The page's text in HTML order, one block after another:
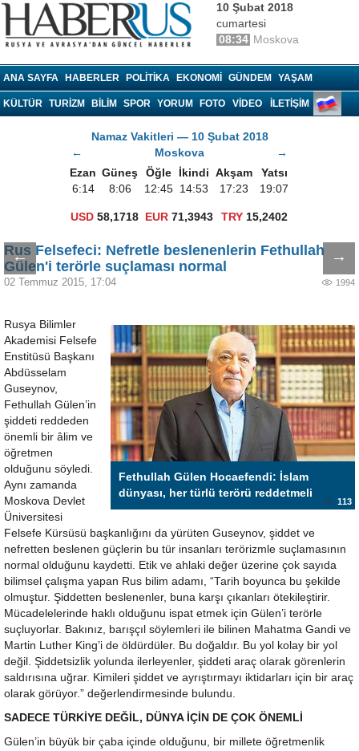
10 Şubat 2018
cumartesi
08:34 Moskova
ANA SAYFA HABERLER POLITIKA EKONOMI GÜNDEM YAŞAM
KÜLTÜR TURIZM BILIM SPOR YORUM FOTO VIDEO İLETİŞİM
Namaz Vakitleri — 10 Şubat 2018
←
Moskova
→
Ezan Güneş Öğle İkindi Akşam
Yatsı
6:14
8:06 12:45 14:53 17:23 19:07
USD 58,1718 EUR 71,3943 TRY15,2402
← →
Rus Felsefeci: Nefretle beslenenlerin Fethullah
Gülen'i terörle suçlaması normal
02 Temmuz 2015, 17:04 1994
Fethullah Gülen Hocaefendi: İslam
dünyası, her türlü terörü reddetmeli
113
Rusya Bilimler
Akademisi Felsefe
Enstitüsü Başkanı
Abdüsselam
Guseynov,
Fethullah Gülen’in
şiddeti reddeden
önemli bir âlim ve
öğretmen
olduğunu söyledi.
Aynı zamanda
Moskova Devlet
Üniversitesi
Felsefe Kürsüsü başkanlığını da yürüten Guseynov, şiddet ve
nefretten beslenen güçlerin bu tür insanları terörizmle suçlamasının
normal olduğunu kaydetti. Etik ve ahlaki değer üzerine çok sayıda
bilimsel çalışma yapan Rus bilim adamı, “Tarih boyunca bu şekilde
olmuştur. Şiddetten beslenenler, buna karşı çıkanları ötekileştirir.
Mücadelelerinde haklı olduğunu ispat etmek için Gülen’i terörle
suçluyorlar. Bakınız, barışçıl söylemleri ile bilinen Mahatma Gandi ve
Martin Luther King’i de öldürdüler. Bu doğaldır. Bu yol kolay bir yol
değil. Şiddetsizlik yolunda ilerleyenler, şiddeti araç olarak görenlerin
saldırısına uğrar. Kimileri şiddet ve ayrıştırmayı iktidarları için bir araç
olarak görüyor.” değerlendirmesinde bulundu.
SADECE TÜRKİYE DEĞİL, DÜNYA İÇİN DE ÇOK ÖNEMLİ
Gülen’in büyük bir çaba içinde olduğunu, bir millete öğretmenlik